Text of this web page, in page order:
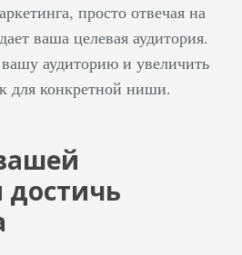
просто отвечая на
ваша целевая аудитория.
аудиторию и увеличить
для конкретной ниши.